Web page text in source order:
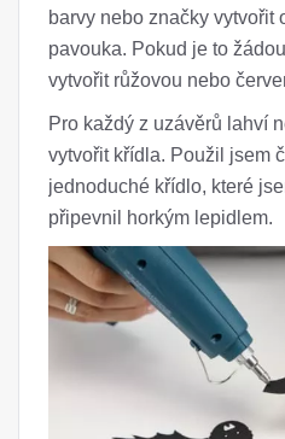
barvy nebo značky vytvořit
pavouka. Pokud je to
vytvořit růžovou nebo
Pro každý z uzávěrů lahví
vytvořit křídla. Použil jsem
jednoduché křídlo, které
připevnil horkým lepidlem.